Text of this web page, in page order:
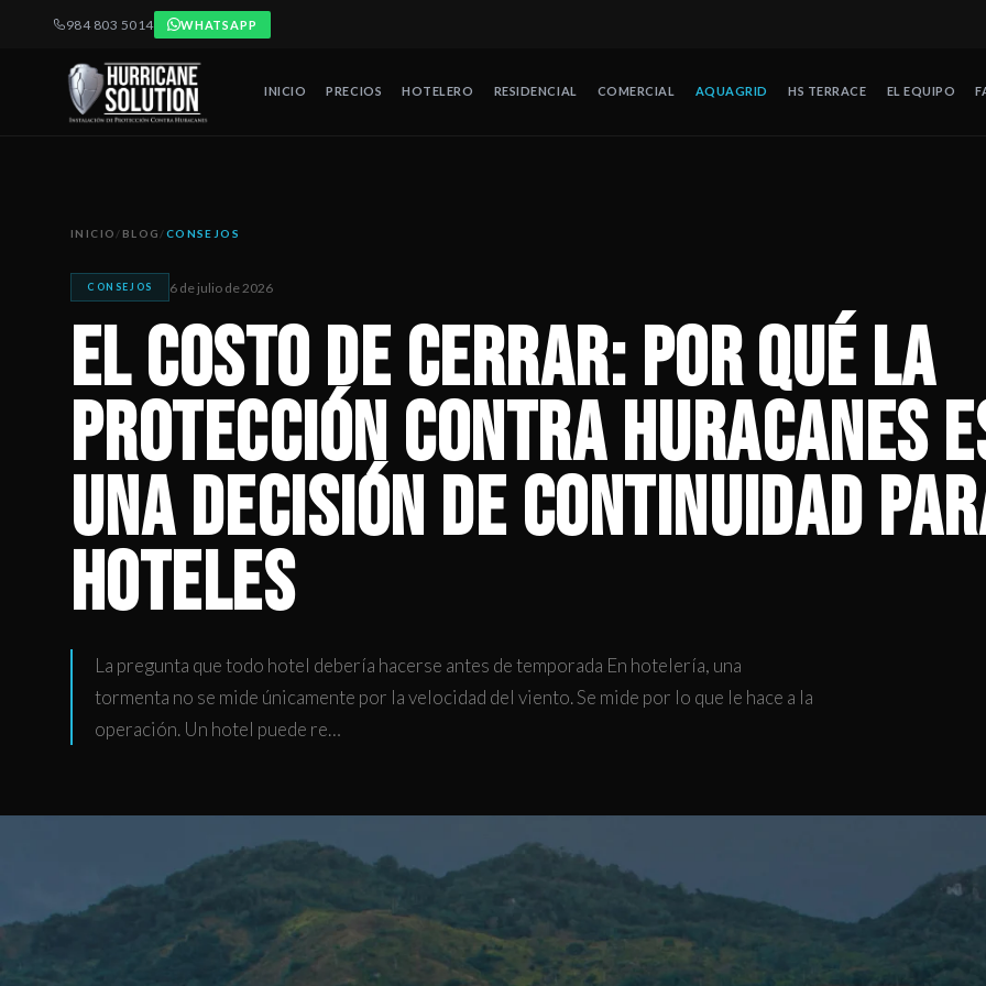
984 803 5014 WHATSAPP
INICIO PRECIOS HOTELERO RESIDENCIAL COMERCIAL AQUAGRID HS TERRACE EL EQUIPO
INICIO / BLOG /CONSEJOS
CONSEJOS 6 de julio de 2026
El costo de cerrar: por qué la
protección contra huracanes
una decisión de continuidad
hoteles
La pregunta que todo hotel debería hacerse antes de temporada En hotelería, una
tormenta no se mide únicamente por la velocidad del viento. Se mide por lo que le hace a la
operación. Un hotel puede re…